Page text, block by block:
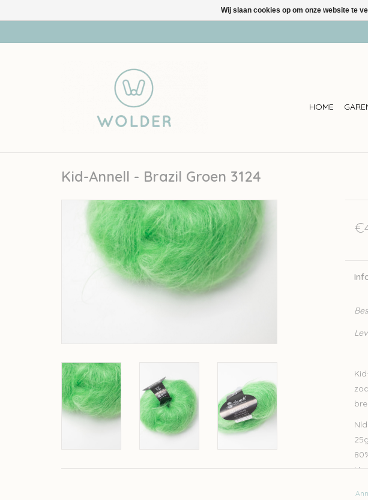
HOME
Kid-Annell - Brazil Groen 3124
Wij slaan cookies op om onze website te